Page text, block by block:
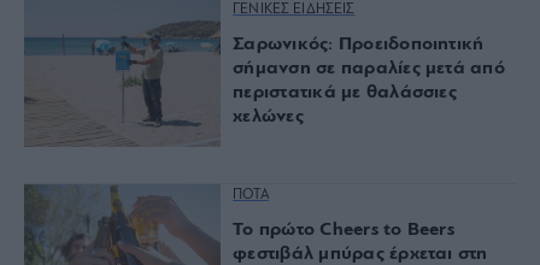
ΓΕΝΙΚΕΣ ΕΙΔΗΣΕΙΣ
Σαρωνικός: Προειδοποιητική
σήμανση σε παραλίες μετά από
περιστατικά με θαλάσσιες
χελώνες
ΠΟΤΑ
Το πρώτο Cheers to Beers
φεστιβάλ μπύρας έρχεται στη